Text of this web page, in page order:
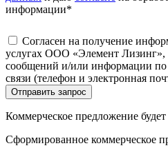
информации*
Согласен на получение
услугах ООО «Элемент Лизинг»,
сообщений и/или информации
связи (телефон и электронная
Отправить запрос
Коммерческое предложение
Сформированное коммерческое